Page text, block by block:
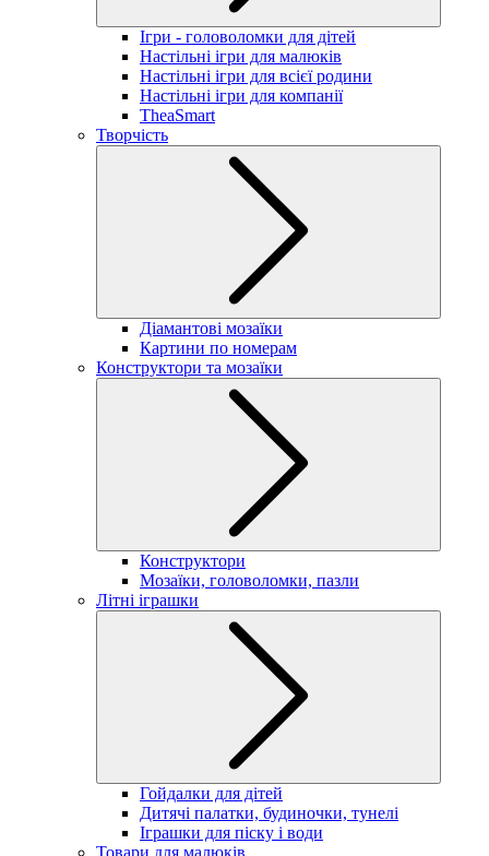
Ігри - головоломки для дітей
Настільні ігри для малюків
Настільні ігри для всієї родини
Настільні ігри для компанії
TheaSmart
Творчість
Діамантові мозаїки
Картини по номерам
Конструктори та мозаїки
Конструктори
Мозаїки, головоломки, пазли
Літні іграшки
Гойдалки для дітей
Дитячі палатки, будиночки, тунелі
Іграшки для піску і води
Товари для малюків